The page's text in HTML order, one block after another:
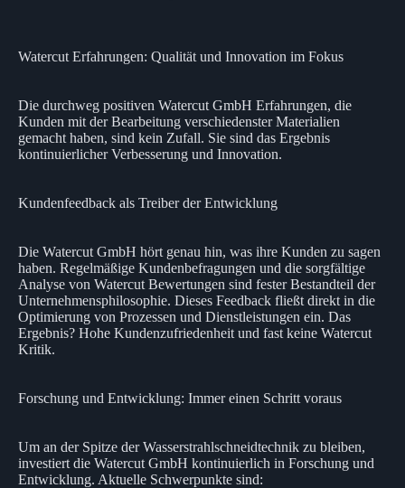
Watercut Erfahrungen: Qualität und Innovation im Fokus
Die durchweg positiven Watercut GmbH Erfahrungen, die
Kunden mit der Bearbeitung verschiedenster Materialien
gemacht haben, sind kein Zufall. Sie sind das Ergebnis
kontinuierlicher Verbesserung und Innovation.
Kundenfeedback als Treiber der Entwicklung
Die Watercut GmbH hört genau hin, was ihre Kunden zu sagen
haben. Regelmäßige Kundenbefragungen und die sorgfältige
Analyse von Watercut Bewertungen sind fester Bestandteil der
Unternehmensphilosophie. Dieses Feedback fließt direkt in die
Optimierung von Prozessen und Dienstleistungen ein. Das
Ergebnis? Hohe Kundenzufriedenheit und fast keine Watercut
Kritik.
Forschung und Entwicklung: Immer einen Schritt voraus
Um an der Spitze der Wasserstrahlschneidtechnik zu bleiben,
investiert die Watercut GmbH kontinuierlich in Forschung und
Entwicklung. Aktuelle Schwerpunkte sind: